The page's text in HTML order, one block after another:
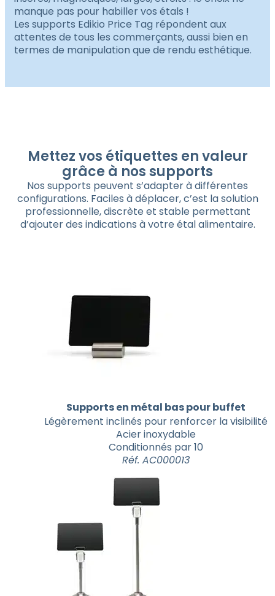
manque pas pour habiller vos étals !
Les supports Edikio Price Tag répondent aux
attentes de tous les commerçants, aussi bien en
termes de manipulation que de rendu esthétique.
Mettez vos étiquettes en valeur
grâce à nos supports
Nos supports peuvent s’adapter à différentes
configurations. Faciles à déplacer, c’est la solution
professionnelle, discrète et stable permettant
d’ajouter des indications à votre étal alimentaire.
Supports en métal bas pour buffet
Légèrement inclinés pour renforcer la visibilité
Acier inoxydable
Conditionnés par 10
Réf. AC000013